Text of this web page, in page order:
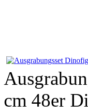
cm 48er